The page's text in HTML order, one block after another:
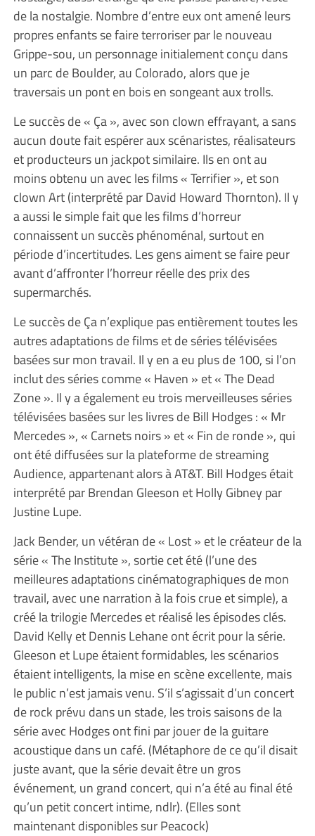
de la nostalgie. Nombre d’entre eux ont amené leurs
propres enfants se faire terroriser par le nouveau
Grippe-sou, un personnage initialement conçu dans
un parc de Boulder, au Colorado, alors que je
traversais un pont en bois en songeant aux trolls.
Le succès de « Ça », avec son clown effrayant, a sans
aucun doute fait espérer aux scénaristes, réalisateurs
et producteurs un jackpot similaire. Ils en ont au
moins obtenu un avec les films « Terrifier », et son
clown Art (interprété par David Howard Thornton). Il y
a aussi le simple fait que les films d’horreur
connaissent un succès phénoménal, surtout en
période d’incertitudes. Les gens aiment se faire peur
avant d’affronter l’horreur réelle des prix des
supermarchés.
Le succès de Ça n’explique pas entièrement toutes les
autres adaptations de films et de séries télévisées
basées sur mon travail. Il y en a eu plus de 100, si l’on
inclut des séries comme « Haven » et « The Dead
Zone ». Il y a également eu trois merveilleuses séries
télévisées basées sur les livres de Bill Hodges : « Mr
Mercedes », « Carnets noirs » et « Fin de ronde », qui
ont été diffusées sur la plateforme de streaming
Audience, appartenant alors à AT&T. Bill Hodges était
interprété par Brendan Gleeson et Holly Gibney par
Justine Lupe.
Jack Bender, un vétéran de « Lost » et le créateur de la
série « The Institute », sortie cet été (l’une des
meilleures adaptations cinématographiques de mon
travail, avec une narration à la fois crue et simple), a
créé la trilogie Mercedes et réalisé les épisodes clés.
David Kelly et Dennis Lehane ont écrit pour la série.
Gleeson et Lupe étaient formidables, les scénarios
étaient intelligents, la mise en scène excellente, mais
le public n’est jamais venu. S’il s’agissait d’un concert
de rock prévu dans un stade, les trois saisons de la
série avec Hodges ont fini par jouer de la guitare
acoustique dans un café. (Métaphore de ce qu’il disait
juste avant, que la série devait être un gros
événement, un grand concert, qui n’a été au final été
qu’un petit concert intime, ndlr). (Elles sont
maintenant disponibles sur Peacock)